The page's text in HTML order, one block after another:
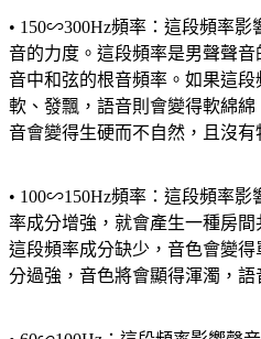
• 150∽300Hz頻率：這段頻率
音的力度。這段頻率是男聲聲
音中和弦的根音頻率。如果這
軟、發飄，語音則會變得軟綿
音會變得生硬而不自然，且沒有
• 100∽150Hz頻率：這段頻率
率成分增強，就會產生一種房
這段頻率成分缺少，音色會變
分過強，音色將會顯得渾濁，語